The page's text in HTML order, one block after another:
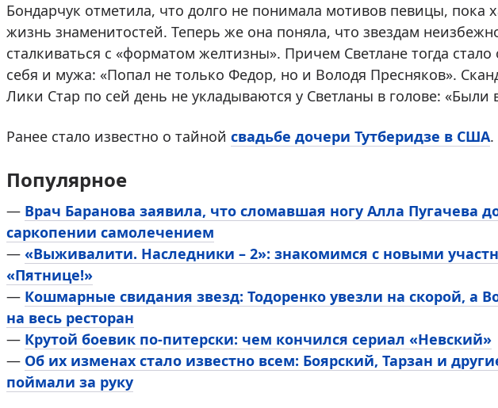
Бондарчук отметила, что долго не понимала мотивов певицы, пока
жизнь знаменитостей. Теперь же она поняла, что звездам
сталкиваться с «форматом желтизны». Причем Светлане тогда
себя и мужа: «Попал не только Федор, но и Володя Пресняков».
Лики Стар по сей день не укладываются у Светланы в голове:
Ранее стало известно о тайной свадьбе дочери Тутберидзе в США.
Популярное
— Врач Баранова заявила, что сломавшая ногу Алла Пугачева
саркопении самолечением
— «Выживалити. Наследники – 2»: знакомимся с новыми
«Пятнице!»
— Кошмарные свидания звезд: Тодоренко увезли на скорой, а
на весь ресторан
— Крутой боевик по-питерски: чем кончился сериал «Невский»
— Об их изменах стало известно всем: Боярский, Тарзан и
поймали за руку